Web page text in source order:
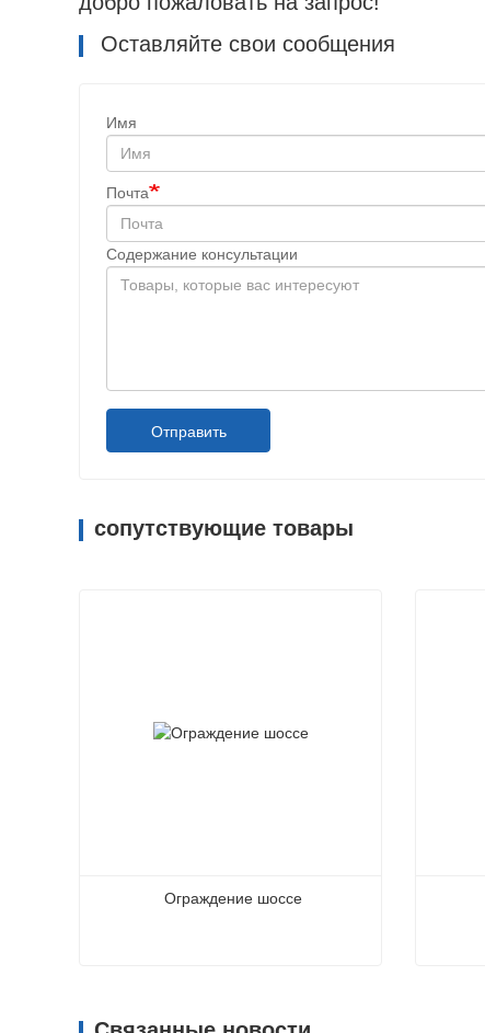
Оставляйте свои сообщения
Имя
Почта
Содержание консультации
Отправить
сопутствующие товары
Ограждение шоссе